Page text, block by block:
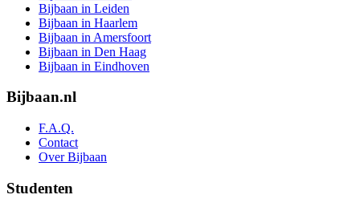
Bijbaan in Leiden
Bijbaan in Haarlem
Bijbaan in Amersfoort
Bijbaan in Den Haag
Bijbaan in Eindhoven
Bijbaan.nl
F.A.Q.
Contact
Over Bijbaan
Studenten